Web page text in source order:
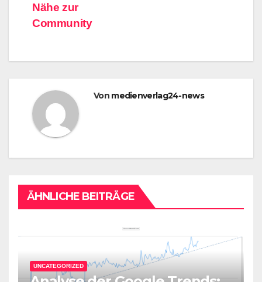
Nähe zur
Community
Von medienverlag24-news
ÄHNLICHE BEITRÄGE
UNCATEGORIZED